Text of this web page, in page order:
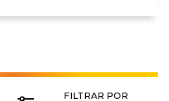
FILTRAR POR